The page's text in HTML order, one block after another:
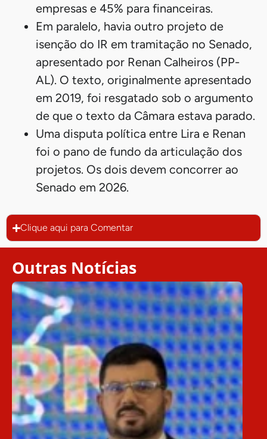
Além de ampliar a faixa de isenção, a
equipe econômica também propôs uma
isenção parcial para valores entre R$ 5
mil e R$ 7 mil por mês.
Para compensar a perda de arrecadação
com a ampliação da faixa de isenção do
IR para rendimentos até R$ 5 mil
mensais, o governo pretende taxar quem
tem alta renda — ou seja, aqueles com
ganhos mensais superiores a R$ 50 mil
(equivalente a R$ 600 mil por ano).
deputado Arthur Lira (PP-AL), impede
que a cobrança sobre dividendos de
pessoa física e empresa supere 34% para
empresas e 45% para financeiras.
Em paralelo, havia outro projeto de
isenção do IR em tramitação no Senado,
apresentado por Renan Calheiros (PP-
AL). O texto, originalmente apresentado
em 2019, foi resgatado sob o argumento
de que o texto da Câmara estava parado.
Uma disputa política entre Lira e Renan
foi o pano de fundo da articulação dos